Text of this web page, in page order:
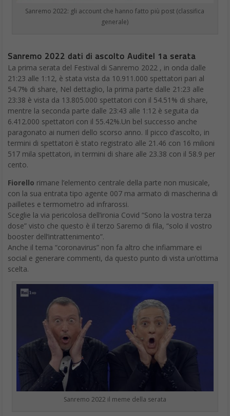
Sanremo 2022: gli account che hanno fatto più post (classifica
generale)
Sanremo 2022 dati di ascolto Auditel 1a serata
La prima serata del Festival di Sanremo 2022 , in onda dalle
21:23 alle 1:12, è stata vista da 10.911.000 spettatori pari al
54.7% di share, Nel dettaglio, la prima parte dalle 21:23 alle
23:38 è vista da 13.805.000 spettatori con il 54.51% di share,
mentre la seconda parte dalle 23:43 alle 1:12 è seguita da
6.412.000 spettatori con il 55.42%.Un bel successo anche
paragonato ai numeri dello scorso anno. Il picco d’ascolto, in
termini di spettatori è stato registrato alle 21.46 con 16 milioni
517 mila spettatori, in termini di share alle 23.38 con il 58.9 per
cento.
Fiorello rimane l’elemento centrale della parte non musicale,
con la sua entrata tipo agente 007 ma armato di mascherina di
pailletes e termometro ad infrarossi.
Sceglie la via pericolosa dell’ironia Covid “Sono la vostra terza
dose” visto che questo è il terzo Saremo di fila, “solo il vostro
booster dell’intrattenimento”.
Anche il tema “coronavirus” non fa altro che infiammare ei
social e generare commenti, da questo punto di vista un’ottima
scelta.
Sanremo 2022 il meme della serata